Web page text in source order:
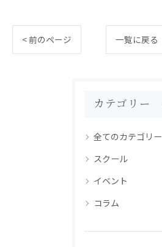
< 前のページ 一覧に戻る
カテゴリー
全てのカテゴリー
スクール
イベント
コラム